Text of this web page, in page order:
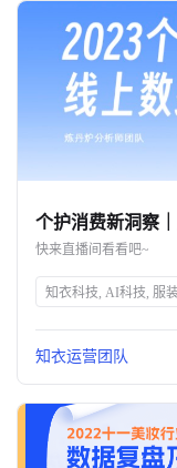
快来直播间看看吧~
知衣运营团队